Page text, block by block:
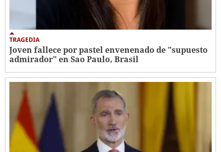
TRAGEDIA
Joven fallece por pastel envenenado de "supuesto
admirador" en Sao Paulo, Brasil